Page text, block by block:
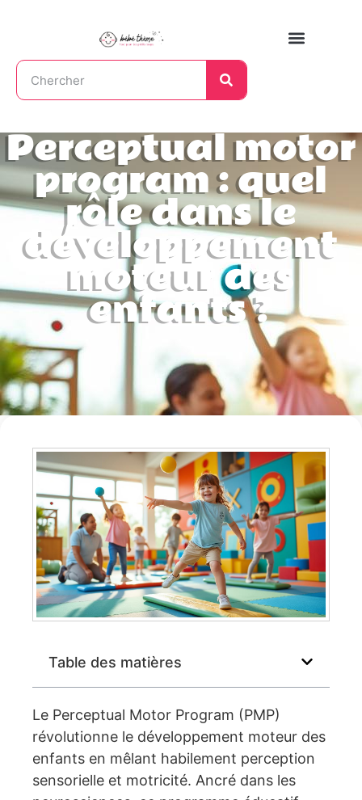
Perceptual motor
program : quel
rôle dans le
développement
moteur des
enfants ?
Table des matières
Le Perceptual Motor Program (PMP)
révolutionne le développement moteur des
enfants en mêlant habilement perception
sensorielle et motricité. Ancré dans les